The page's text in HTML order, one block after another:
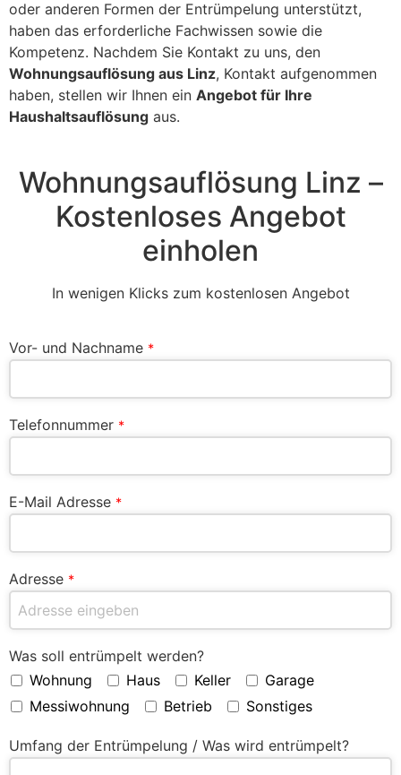
oder anderen Formen der Entrümpelung unterstützt,
haben das erforderliche Fachwissen sowie die
Kompetenz. Nachdem Sie Kontakt zu uns, den
Wohnungsauflösung aus Linz, Kontakt aufgenommen
haben, stellen wir Ihnen ein Angebot für Ihre
Haushaltsauflösung aus.
Wohnungsauflösung Linz –
Kostenloses Angebot
einholen
In wenigen Klicks zum kostenlosen Angebot
Vor- und Nachname *
Telefonnummer *
E-Mail Adresse *
Adresse *
Was soll entrümpelt werden?
Wohnung
Haus Keller
Garage
Messiwohnung
Betrieb Sonstiges
Umfang der Entrümpelung / Was wird entrümpelt?